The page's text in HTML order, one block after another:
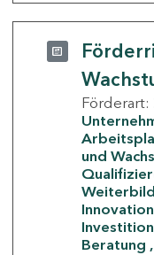
Förderart:
und
Beratung